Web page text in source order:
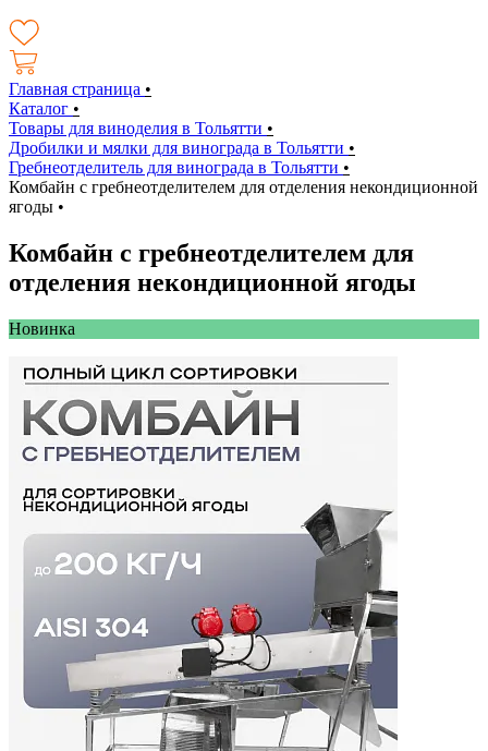
Главная страница •
Каталог •
Товары для виноделия в Тольятти •
Дробилки и мялки для винограда в Тольятти •
Гребнеотделитель для винограда в Тольятти •
Комбайн с гребнеотделителем для отделения некондиционной
ягоды •
Комбайн с гребнеотделителем для
отделения некондиционной ягоды
Новинкa